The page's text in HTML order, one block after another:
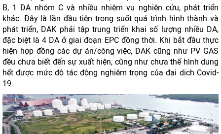
B, 1 DA nhóm C và nhiều nhiệm vụ nghiên cứu, phát triển
khác. Đây là lần đầu tiên trong suốt quá trình hình thành và
phát triển, DAK phải tập trung triển khai số lượng nhiều DA,
đặc biệt là 4 DA ở giai đoạn EPC đồng thời. Khi bắt đầu thực
hiện hợp đồng các dự án/công việc, DAK cũng như PV GAS
đều chưa biết đến sự xuất hiện, cũng như chưa thể hình dung
hết được mức độ tác động nghiêm trọng của đại dịch Covid-
19.